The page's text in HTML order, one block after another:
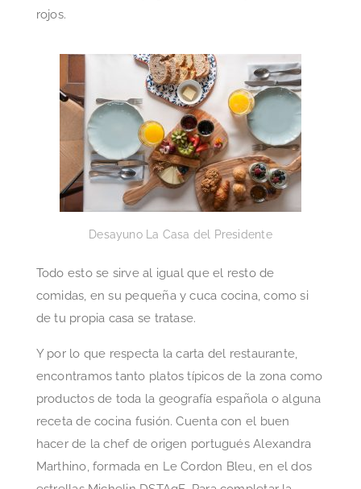
rojos.
Desayuno La Casa del Presidente
Todo esto se sirve al igual que el resto de
comidas, en su pequeña y cuca cocina, como si
de tu propia casa se tratase.
Y por lo que respecta la carta del restaurante,
encontramos tanto platos típicos de la zona como
productos de toda la geografía española o alguna
receta de cocina fusión. Cuenta con el buen
hacer de la chef de origen portugués Alexandra
Marthino, formada en Le Cordon Bleu, en el dos